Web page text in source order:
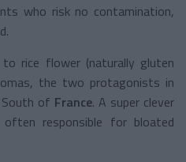
who risk no contamination,
rice flower (naturally gluten
the two protagonists in
of France. A super clever
responsible for bloated